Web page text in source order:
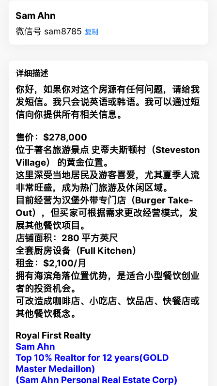
Sam Ahn
微信号 sam8785 复制
详细描述
你好，如果你对这个房源有任何问题，请给我
发短信。我只会说英语或韩语。我可以通过短
信向你提供所有相关信息。
售价：$278,000
位于著名旅游景点 史蒂夫斯顿村（Steveston
Village） 的黄金位置。
这里深受当地居民及游客喜爱，尤其夏季人流
非常旺盛，成为热门旅游及休闲区域。
目前经营为汉堡外带专门店（Burger Take-
Out），但买家可根据需求更改经营模式，发
展其他餐饮项目。
店铺面积：280 平方英尺
全套厨房设备（Full Kitchen）
租金：$2,100/月
拥有海滨角落位置优势，是适合小型餐饮创业
者的投资机会。
可改造成咖啡店、小吃店、饮品店、快餐店或
其他餐饮概念。
Royal First Realty
Sam Ahn
Top 10% Realtor for 12 years(GOLD
Master Medaillon)
(Sam Ahn Personal Real Estate Corp)